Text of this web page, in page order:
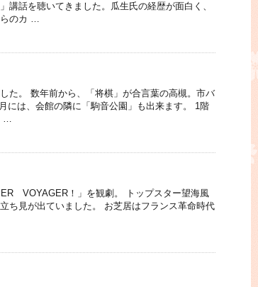
講話を聴いてきました。瓜生氏の経歴が面白く、
らのカ …
た。 数年前から、「将棋」が合言葉の高槻。市バ
には、会館の隣に「駒音公園」も出来ます。 1階
…
VOYAGER！」を観劇。 トップスター望海風
ち見が出ていました。 お芝居はフランス革命時代